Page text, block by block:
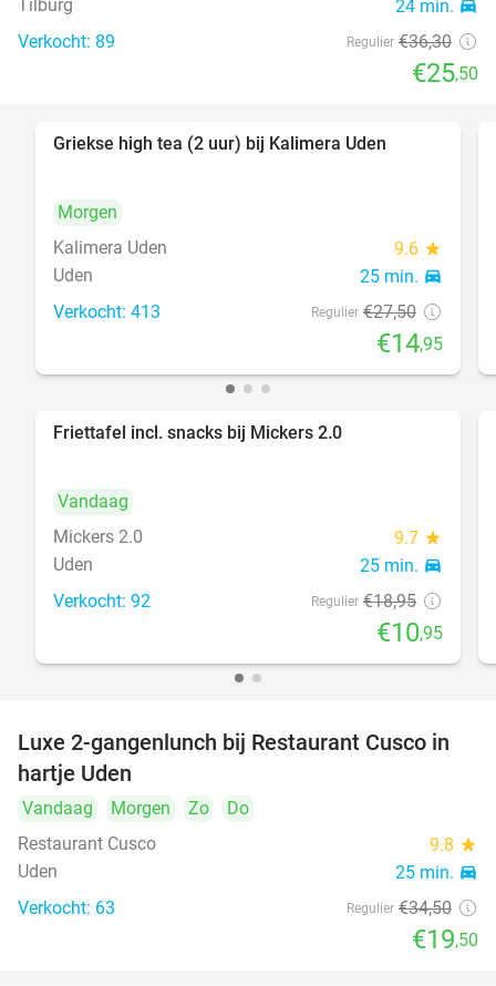
Tilburg 24 min. directions_car
Verkocht: 89 Regulier €36,30
€25,50
Griekse high tea (2 uur) bij Kalimera Uden
Morgen
Kalimera Uden
9.6 star
Uden 25 min. directions_car
Verkocht: 413 Regulier €27,50
€14,95
Friettafel incl. snacks bij Mickers 2.0
Vandaag
Mickers 2.0
9.7 star
Uden 25 min. directions_car
Verkocht: 92 Regulier €18,95
€10,95
43%
Luxe 2-gangenlunch bij Restaurant Cusco in
hartje Uden
Vandaag Morgen Zo
Do
Restaurant Cusco
9.8 star
Uden 25 min. directions_car
Verkocht: 63 Regulier €34,50
€19,50